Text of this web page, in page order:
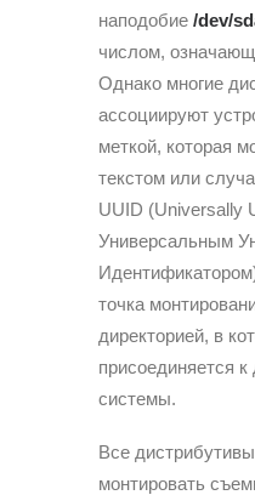
наподобие /dev/
числом,
Однако многие
ассоциируют
меткой, которая
текстом или
UUID (Universally
Универсальным
точка
директорией, в
присоединяется
системы.
Все
монтировать